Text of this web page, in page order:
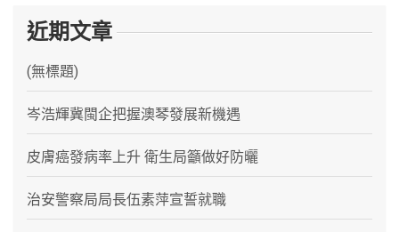
近期文章
(無標題)
岑浩輝冀閩企把握澳琴發展新機遇
皮膚癌發病率上升 衛生局籲做好防曬
治安警察局局長伍素萍宣誓就職